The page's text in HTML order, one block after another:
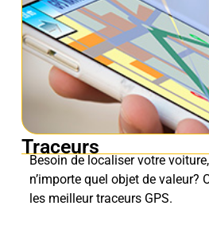
Traceurs
Besoin de localiser votre
n’importe quel objet de valeur?
les meilleur traceurs GPS.